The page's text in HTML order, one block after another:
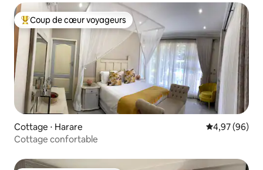
Coups de cœur voyageurs les plus appréciés
Coup de cœur voyageurs
Cottage ⋅ Harare Évaluation
4,97 (96)
Cottage confortable